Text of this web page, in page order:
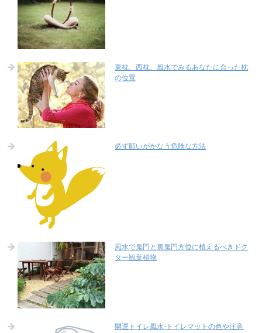
東枕、西枕、風水でみるあなたに合った枕
の位置
必ず願いがかなう危険な方法
風水で鬼門と裏鬼門方位に植えるべきドク
ター観葉植物
開運トイレ風水-トイレマットの色や注意